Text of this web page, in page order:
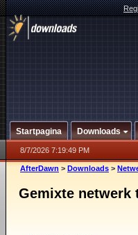
Startpagina Downloads
8/7/2026 7:19:49 PM
AfterDawn > Downloads >
Gemixte netwerk